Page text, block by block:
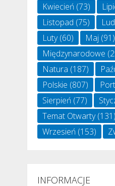
Kwiecień(73)
Listopad (75)
Luty(60) Maj(91)
Międzynarodowe
Natura (187)
Polskie (807)
Sierpień(77)
Temat Otwarty(131)
Wrzesień(153)
INFORMACJE